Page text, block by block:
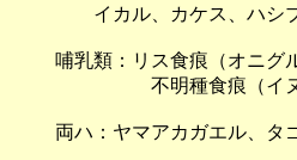
イカル、カケス、ハシブ
哺乳類：リス食痕（オニグ
不明種食痕（イヌ
両ハ：ヤマアカガエル、タ